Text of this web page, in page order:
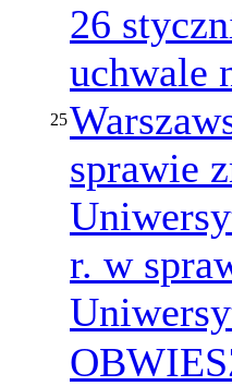
25
26
uchwale
sprawie
r. w